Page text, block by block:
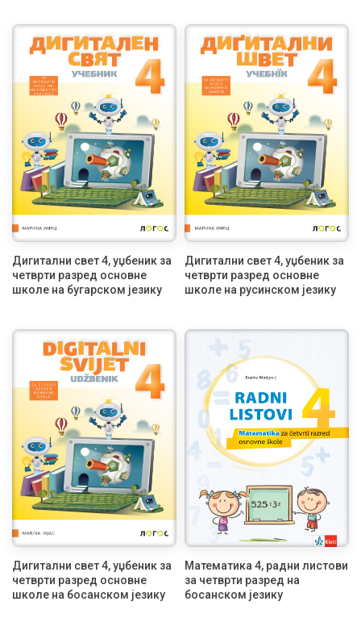
Дигитални свет 4, уџбеник за
четврти разред основне
школе на бугарском језику
Дигитални свет 4, уџбеник за
четврти разред основне
школе на русинском језику
Дигитални свет 4, уџбеник за
четврти разред основне
школе на босанском језику
Математика 4, радни листови
за четврти разред на
босанском језику